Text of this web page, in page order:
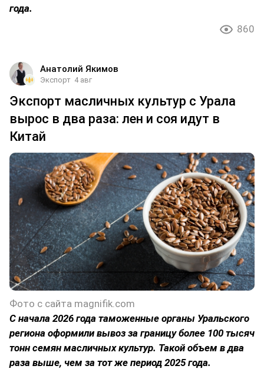
года.
860
Анатолий Якимов
Экспорт 4 авг
Экспорт масличных культур с Урала
вырос в два раза: лен и соя идут в
Китай
Фото с сайта magnifik.com
С начала 2026 года таможенные органы Уральского
региона оформили вывоз за границу более 100 тысяч
тонн семян масличных культур. Такой объем в два
раза выше, чем за тот же период 2025 года.